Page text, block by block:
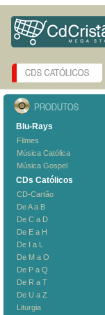
Blu-Rays
Filmes
Música Católica
Música Gospel
CDs Católicos
CD-Cartão
De A a B
De C a D
De E a H
De I a L
De M a O
De P a Q
De R a T
De U a Z
Liturgia